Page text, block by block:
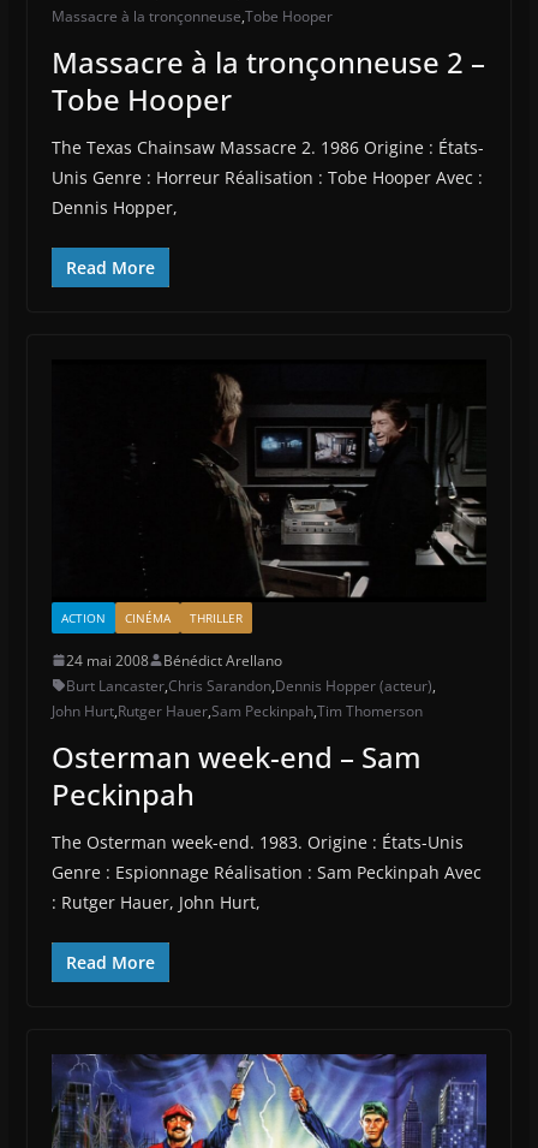
Massacre à la tronçonneuse,Tobe Hooper
Massacre à la tronçonneuse 2 –
Tobe Hooper
The Texas Chainsaw Massacre 2. 1986 Origine : États-
Unis Genre : Horreur Réalisation : Tobe Hooper Avec :
Dennis Hopper,
Read More
ACTION CINÉMA THRILLER
24 mai 2008
Bénédict Arellano
Burt Lancaster,Chris Sarandon,Dennis Hopper (acteur),
John Hurt,Rutger Hauer,Sam Peckinpah,Tim Thomerson
Osterman week-end – Sam
Peckinpah
The Osterman week-end. 1983. Origine : États-Unis
Genre : Espionnage Réalisation : Sam Peckinpah Avec
: Rutger Hauer, John Hurt,
Read More